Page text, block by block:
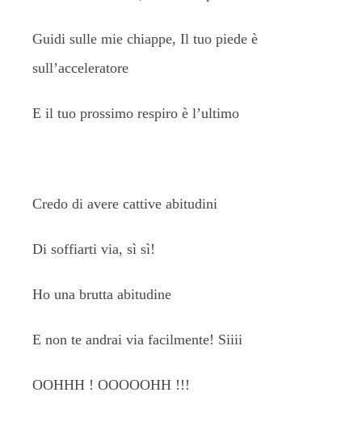
Guidi sulle mie chiappe, Il tuo piede è
sull’acceleratore
E il tuo prossimo respiro è l’ultimo
Credo di avere cattive abitudini
Di soffiarti via, sì sì!
Ho una brutta abitudine
E non te andrai via facilmente! Siiii
OOHHH ! OOOOOHH !!!